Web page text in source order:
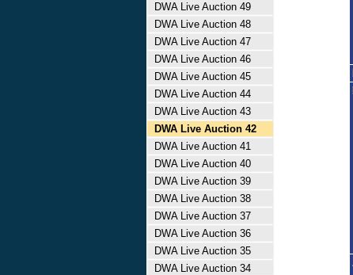
DWA Live Auction 49
DWA Live Auction 48
DWA Live Auction 47
DWA Live Auction 46
DWA Live Auction 45
DWA Live Auction 44
DWA Live Auction 43
DWA Live Auction 42
DWA Live Auction 41
DWA Live Auction 40
DWA Live Auction 39
DWA Live Auction 38
DWA Live Auction 37
DWA Live Auction 36
DWA Live Auction 35
DWA Live Auction 34